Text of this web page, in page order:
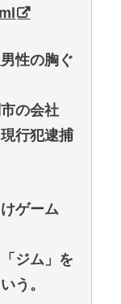
性の胸ぐ
の会社
行犯逮捕
ゲーム
ジム」を
う。